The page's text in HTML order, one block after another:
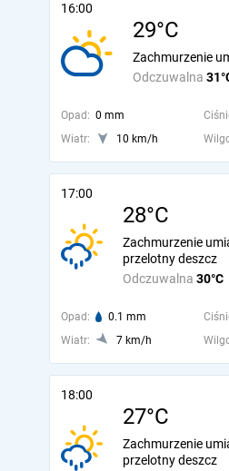
16:00
29°C
Odczuwalna
Zachmurzenie
Opad: 0 mm
Wiatr:
10 km/h
17:00
28°C
Odczuwalna 30°C
Zachmurzenie
przelotny deszcz
Opad: 0.1 mm
Wiatr:
7 km/h
18:00
27°C
Zachmurzenie
przelotny deszcz